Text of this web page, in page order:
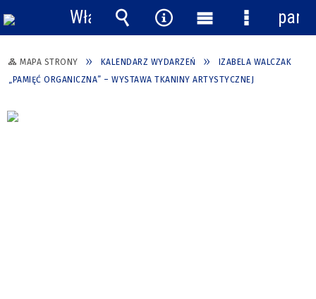
MAPA STRONY KALENDARZ WYDARZEŃ
IZABELA WALCZAK
„PAMIĘĆ ORGANICZNA” – WYSTAWA TKANINY ARTYSTYCZNEJ
Włącz
powiadomienia
Wyszukiwarka
Narzędzia
Menu
główne
Menu
panel